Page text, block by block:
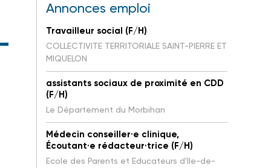
Annonces emploi
Travailleur social (F/H)
COLLECTIVITE TERRITORIALE SAINT-PIERRE ET
MIQUELON
assistants sociaux de proximité en CDD
(F/H)
Le Département du Morbihan
Médecin conseiller·e clinique,
Écoutant·e rédacteur·trice (F/H)
Ecole des Parents et Educateurs d'Ile-de-